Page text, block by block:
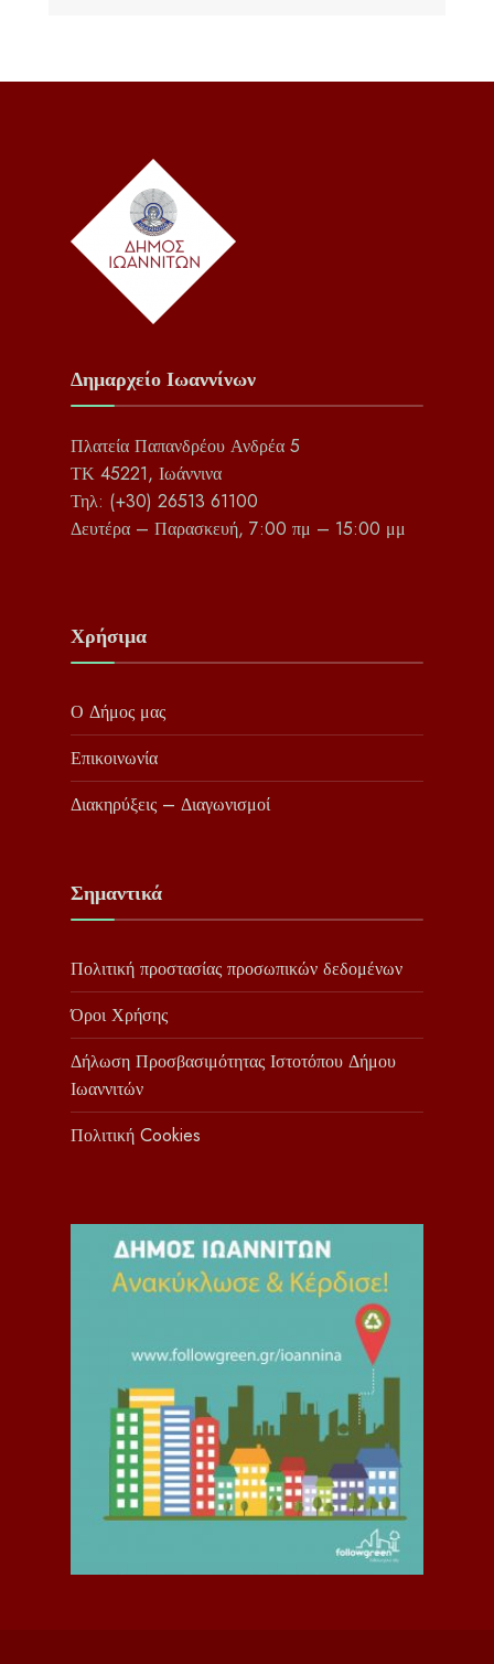
Δημαρχείο Ιωαννίνων
Πλατεία Παπανδρέου Ανδρέα 5
ΤΚ 45221, Ιωάννινα
Τηλ: (+30) 26513 61100
Δευτέρα – Παρασκευή, 7:00 πμ – 15:00 μμ
Χρήσιμα
Ο Δήμος μας
Επικοινωνία
Διακηρύξεις – Διαγωνισμοί
Σημαντικά
Πολιτική προστασίας προσωπικών δεδομένων
Όροι Χρήσης
Δήλωση Προσβασιμότητας Ιστοτόπου Δήμου
Ιωαννιτών
Πολιτική Cookies